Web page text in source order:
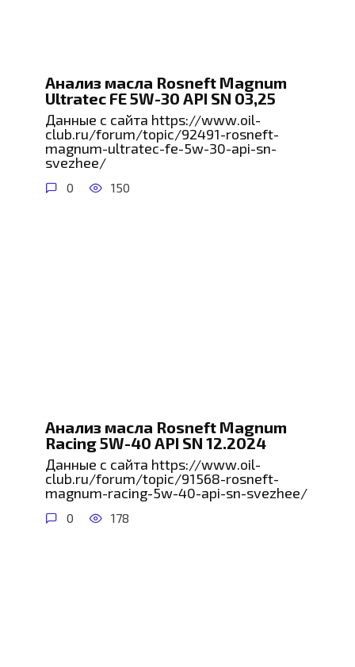
Анализ масла Rosneft Magnum
Ultratec FE 5W-30 API SN 03,25
Данные с сайта https://www.oil-
club.ru/forum/topic/92491-rosneft-
magnum-ultratec-fe-5w-30-api-sn-
svezhee/
0 150
Анализ масла Rosneft Magnum
Racing 5W-40 API SN 12.2024
Данные с сайта https://www.oil-
club.ru/forum/topic/91568-rosneft-
magnum-racing-5w-40-api-sn-svezhee/
0 178